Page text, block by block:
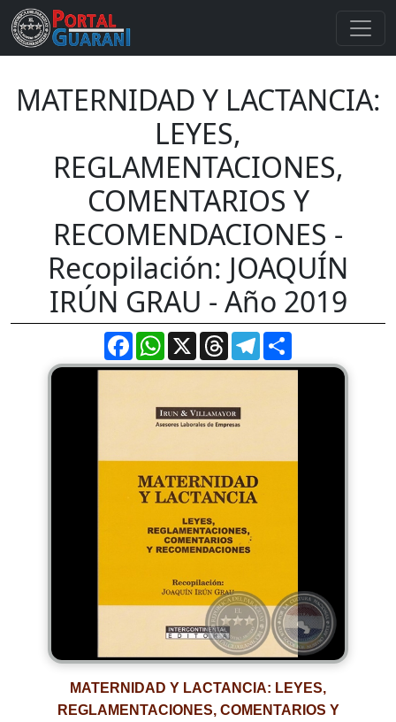
MATERNIDAD Y LACTANCIA:
LEYES,
REGLAMENTACIONES,
COMENTARIOS Y
RECOMENDACIONES -
Recopilación: JOAQUÍN
IRÚN GRAU - Año 2019
FacebookWhatsApp
X ThreadsTelegram
MATERNIDAD Y LACTANCIA: LEYES,
REGLAMENTACIONES, COMENTARIOS Y